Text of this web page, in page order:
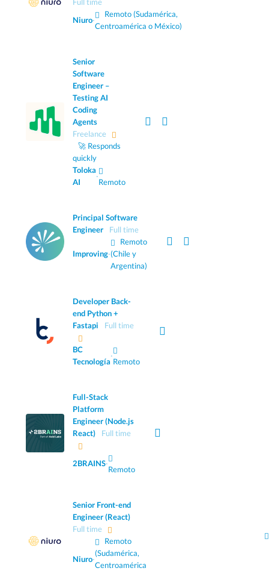
Full time
Niuro·
Remoto (Sudamérica,
Centroamérica o México)
Senior
Software
Engineer –
Testing AI
Coding
Agents
Freelance
🚀 Responds
quickly
Toloka
AI
·
Remoto
Principal Software
Engineer
Full time
Improving·
Remoto
(Chile y
Argentina)
Developer Back-
end Python +
Fastapi
Full time
BC
Tecnología
·
Remoto
Full-Stack
Platform
Engineer (Node.js
React)
Full time
2BRAINS·
Remoto
Senior Front-end
Engineer (React)
Full time
Niuro·
Remoto
(Sudamérica,
Centroamérica